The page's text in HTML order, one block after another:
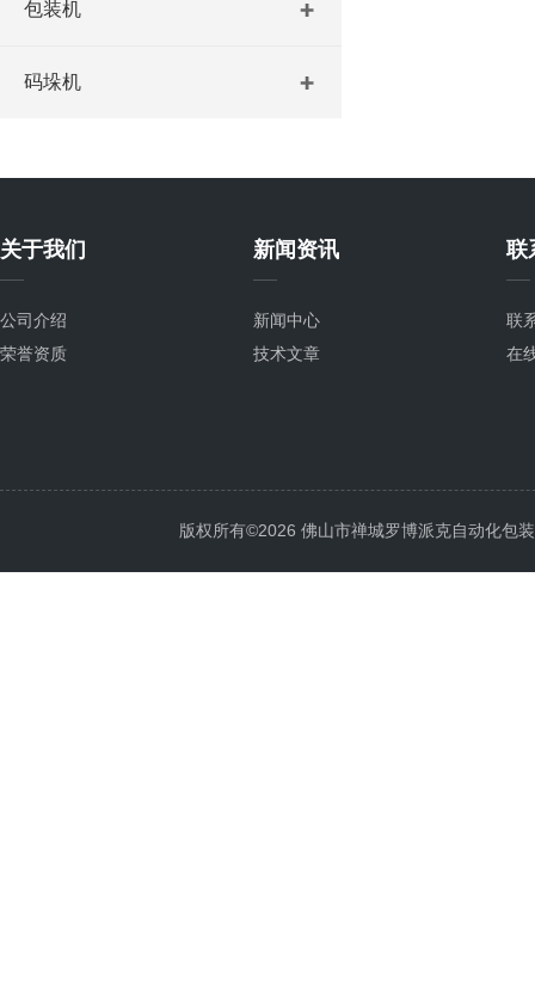
包装机
码垛机
关于我们
公司介绍
荣誉资质
新闻资讯
新闻中心
技术文章
联
联
在
版权所有©2026 佛山市禅城罗博派克自动化